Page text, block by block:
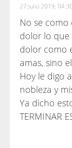
27 Julio 2019, 04:30
No se como
dolor lo que
dolor como
amas, sino
Hoy le digo
nobleza y
Ya dicho
TERMINAR